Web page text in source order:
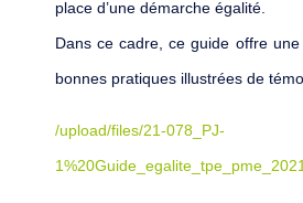
place d’une démarche égalité.
Dans ce cadre, ce guide offre
bonnes pratiques illustrées de
/upload/files/21-078_PJ-